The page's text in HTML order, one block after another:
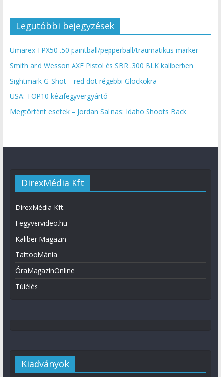
Legutóbbi bejegyzések
Umarex TPX50 .50 paintball/pepperball/traumatikus marker
Smith and Wesson AXE Pistol és SBR .300 BLK kaliberben
Sightmark G-Shot – red dot régebbi Glockokra
USA: TOP10 kézifegyvergyártó
Megtörtént esetek – Jordan Salinas: Idaho Shoots Back
DirexMédia Kft
DirexMédia Kft.
Fegyvervideo.hu
Kaliber Magazin
TattooMánia
ÓraMagazinOnline
Túlélés
Kiadványok